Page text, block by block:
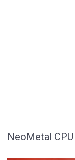
NeoMetal CPU